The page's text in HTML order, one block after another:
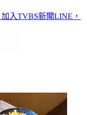
加入TVBS新聞LINE，